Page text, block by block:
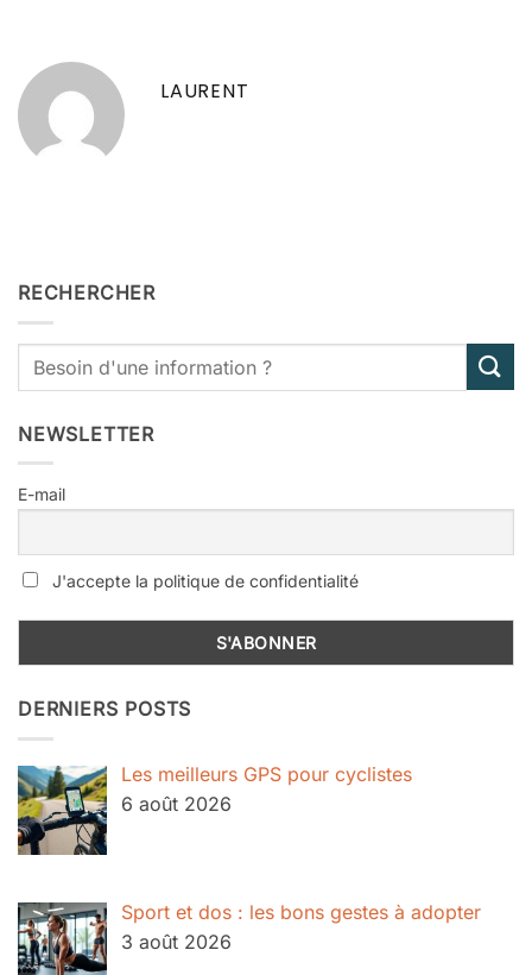
LAURENT
RECHERCHER
NEWSLETTER
E-mail
J'accepte la politique de confidentialité
DERNIERS POSTS
Les meilleurs GPS pour cyclistes
6 août 2026
Sport et dos : les bons gestes à adopter
3 août 2026